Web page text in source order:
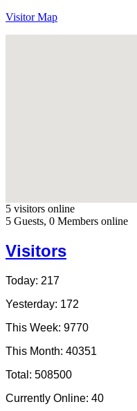
Visitor Map
5 visitors online
5 Guests, 0 Members online
Visitors
Today: 217
Yesterday: 172
This Week: 9770
This Month: 40351
Total: 508500
Currently Online: 40